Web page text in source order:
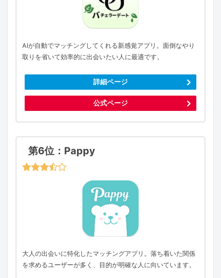
AIが自動でマッチングしてくれる新感覚アプリ。面倒なやり
取りを省いて効率的に出会いたい人に最適です。
詳細ページ
公式ページ
第6位：Pappy
大人の出会いに特化したマッチングアプリ。落ち着いた関係
を求めるユーザーが多く、目的が明確な人に向いています。